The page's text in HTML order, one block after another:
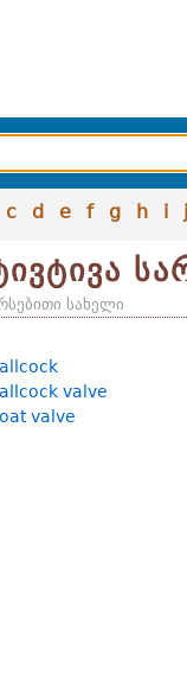
c d e f g h i j
სახელი
valve
valve